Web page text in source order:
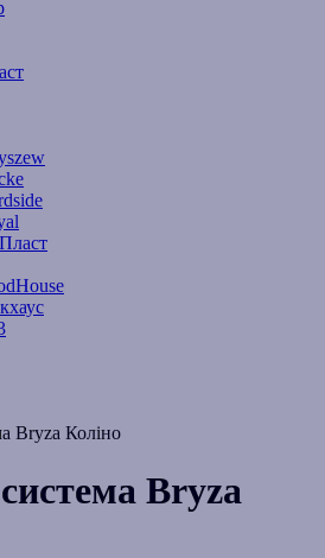
Bryza Коліно
Bryza